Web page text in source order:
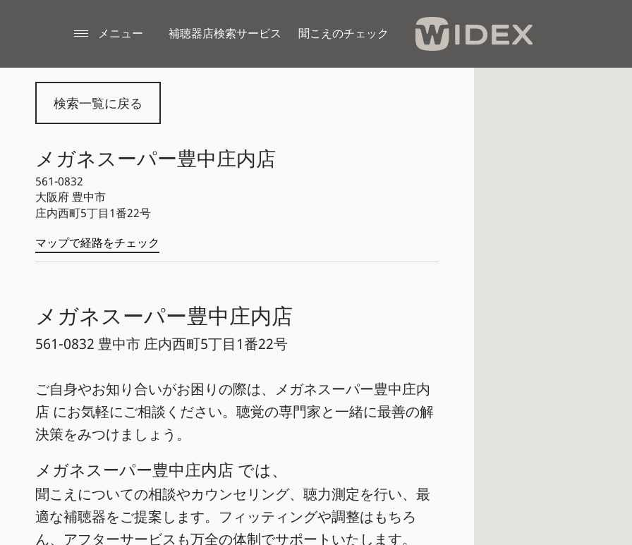
メニュー 補聴器店検索サービス 聞こえのチェック​
検索一覧に戻る
メガネスーパー豊中庄内店
561-0832
大阪府 豊中市
庄内西町5丁目1番22号
マップで経路をチェック
メガネスーパー豊中庄内店
561-0832 豊中市 庄内西町5丁目1番22号
ご自身やお知り合いがお困りの際は、メガネスーパー豊中庄内
店 にお気軽にご相談ください。聴覚の専門家と一緒に最善の解
決策をみつけましょう。
メガネスーパー豊中庄内店 では、
聞こえについての相談やカウンセリング、聴力測定を行い、最
適な補聴器をご提案します。フィッティングや調整はもちろ
ん、アフターサービスも万全の体制でサポートいたします。